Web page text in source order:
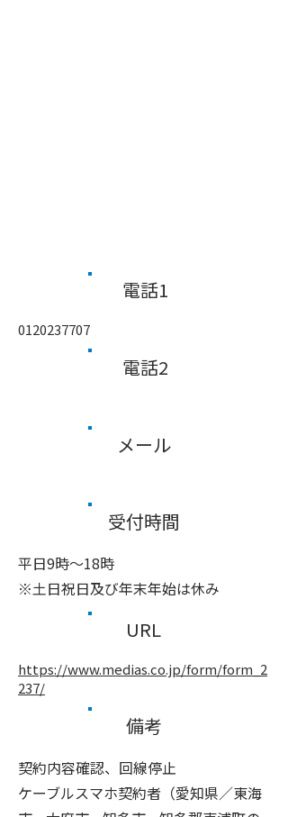
​電話1
0120237707
​電話2
メール
受付時間
平日9時～18時
※土日祝日及び年末年始は休み
URL
https://www.medias.co.jp/form/form_2
237/
備考
契約内容確認、回線停止
ケーブルスマホ契約者（愛知県／東海